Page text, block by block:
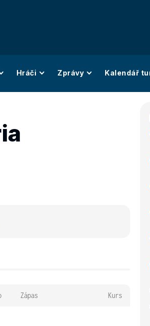
Hráči Zprávy Kalendář
Zápas Kurs